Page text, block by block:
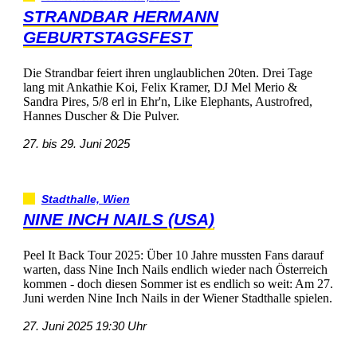
STRANDBARHERMANN
GEBURTSTAGSFEST
DieStrandbarfeiertihrenunglaublichen20ten.DreiTage
langmitAnkathieKoi,FelixKramer,DJMelMerio&
SandraPires,5/8erlinEhr'n,LikeElephants,Austrofred,
HannesDuscher&DiePulver.
27.bis29.Juni2025
Stadthalle,Wien
NINEINCHNAILS(USA)
PeelItBackTour2025:Über10JahremusstenFansdarauf
warten,dassNineInchNailsendlichwiedernachÖsterreich
kommen-dochdiesenSommeristesendlichsoweit:Am27.
JuniwerdenNineInchNailsinderWienerStadthallespielen.
27.Juni202519:30Uhr